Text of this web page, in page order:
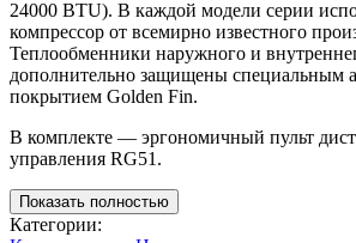
24000 BTU). В каждой модели серии
компрессор от всемирно известного
Теплообменники наружного и
дополнительно защищены специальным
покрытием Golden Fin.
В комплекте — эргономичный пульт
управления RG51.
Показать полностью
Категории: